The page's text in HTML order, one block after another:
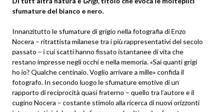
sfumature del bianco e nero.
Innanzitutto le sfumature di grigio nella fotografia di Enzo
Nocera – ritrattista milanese tra i più rappresentativi del secolo
passato – i cui scatti hanno fissato istantanee di vita che
restano impresse negli occhi e nella memoria. «Sai quanti grigi
ho io? Qualche centinaio. Voglio arrivare a mille» confida il
fotografo. In secondo luogo le sfumature emotive di un
rapporto di reciprocità quasi fraterno – quello tra l’autore e il
cugino Nocera – costante stimolo alla ricerca di nuovi orizzonti